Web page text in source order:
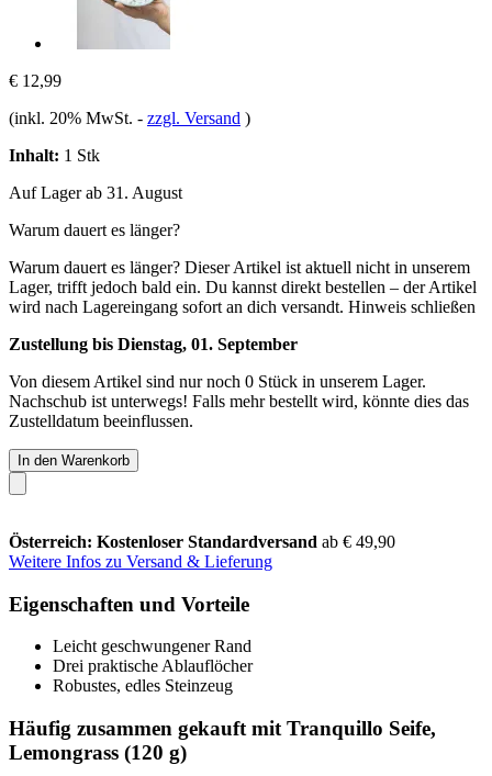
€ 12,99
(inkl. 20% MwSt. - zzgl. Versand )
Inhalt: 1 Stk
Auf Lager ab 31. August
Warum dauert es länger?
Warum dauert es länger? Dieser Artikel ist aktuell nicht in unserem
Lager, trifft jedoch bald ein. Du kannst direkt bestellen – der Artikel
wird nach Lagereingang sofort an dich versandt. Hinweis schließen
Zustellung bis Dienstag, 01. September
Von diesem Artikel sind nur noch 0 Stück in unserem Lager.
Nachschub ist unterwegs! Falls mehr bestellt wird, könnte dies das
Zustelldatum beeinflussen.
In den Warenkorb
Österreich: Kostenloser Standardversand ab € 49,90
Weitere Infos zu Versand & Lieferung
Eigenschaften und Vorteile
Leicht geschwungener Rand
Drei praktische Ablauflöcher
Robustes, edles Steinzeug
Häufig zusammen gekauft mit Tranquillo Seife,
Lemongrass (120 g)